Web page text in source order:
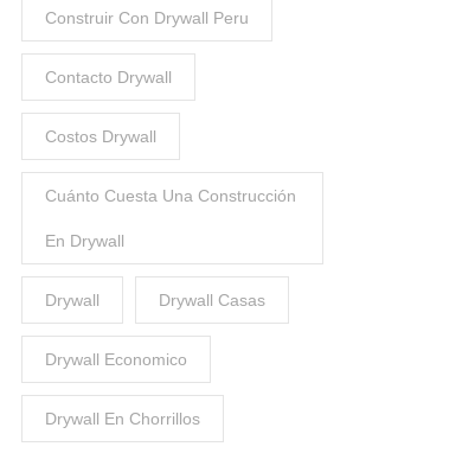
Construir Con Drywall Peru
Contacto Drywall
Costos Drywall
Cuánto Cuesta Una Construcción
En Drywall
Drywall Drywall Casas
Drywall Economico
Drywall En Chorrillos